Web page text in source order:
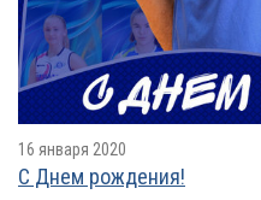
16 января 2020
С Днем рождения!